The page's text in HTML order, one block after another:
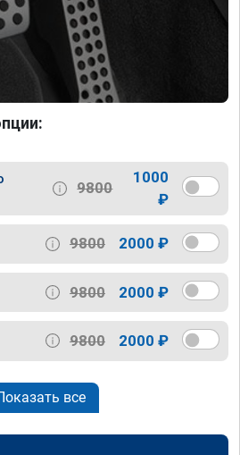
9800
1000
₽
9800 2000 ₽
9800 2000 ₽
9800 2000 ₽
все